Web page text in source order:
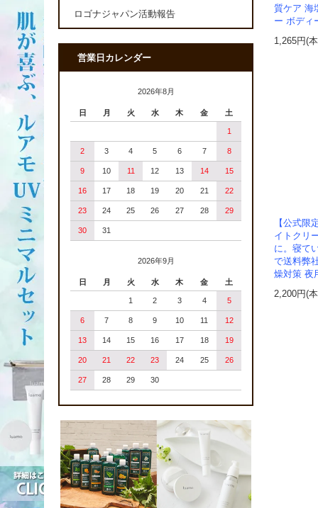
質ケア 海
ー ボディ
1,265円(
【公式限
イトクリ
に。寝て
で送料弊
燥対策 夜
2,200円(
ロゴナジャパン活動報告
営業日カレンダー
2026年8月
日 月 火 水 木 金 土
1
2 3 4 5 6 7 8
9 10 11 12 13 14 15
16 17 18 19 20 21 22
23 24 25 26 27 28 29
30 31
2026年9月
日 月 火 水 木 金 土
1 2 3 4 5
6 7 8 9 10 11 12
13 14 15 16 17 18 19
20 21 22 23 24 25 26
27 28 29 30